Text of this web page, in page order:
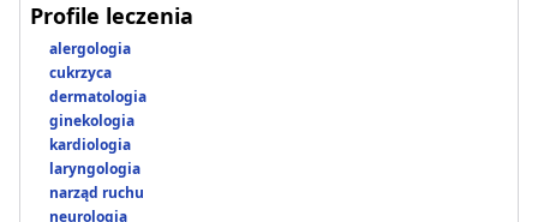
Profile leczenia
alergologia
cukrzyca
dermatologia
ginekologia
kardiologia
laryngologia
narząd ruchu
neurologia